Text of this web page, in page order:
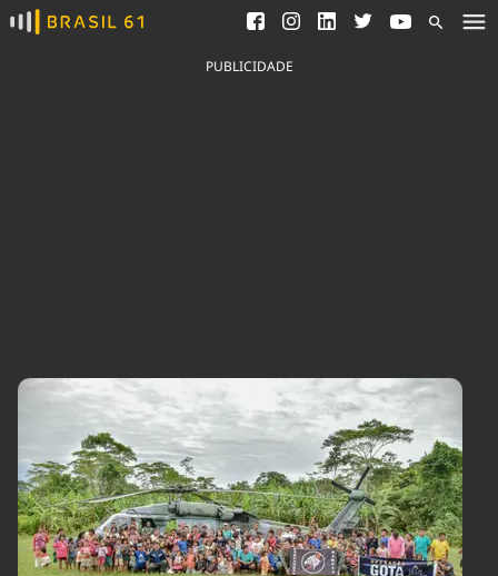
Ver todas as notícias
Saneamento
Indicadores
Agronegócios
Brasil Mineral
Ciência &
Tecnologia
Cinema
Comportamento
Cultura
Economia
Educação
Infraestrutura
Internacional
Meio Ambiente
Podcast
Política
Saúde
Tempo
PUBLICIDADE